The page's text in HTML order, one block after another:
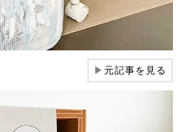
▶元記事を見る